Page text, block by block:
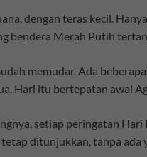
dengan teras kecil.
bendera Merah Putih
memudar. Ada
Hari itu bertepatan awal
setiap peringatan
ditunjukkan, tanpa ada